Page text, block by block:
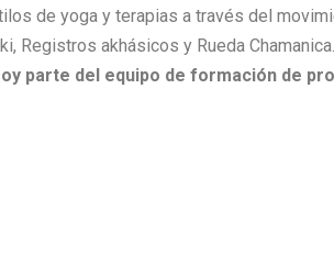
de yoga y terapias a través del
Registros akhásicos y Rueda
parte del equipo de formación de